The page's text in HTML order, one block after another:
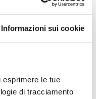
Informazioni sui cookie
esprimere le tue
di tracciamento
-